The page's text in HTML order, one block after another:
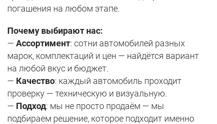
погашения на любом этапе.
Почему выбирают нас:
— Ассортимент: сотни автомобилей разных
марок, комплектаций и цен — найдётся вариант
на любой вкус и бюджет.
— Качество: каждый автомобиль проходит
проверку — техническую и визуальную.
— Подход: мы не просто продаём — мы
подбираем решение, которое подходит именно